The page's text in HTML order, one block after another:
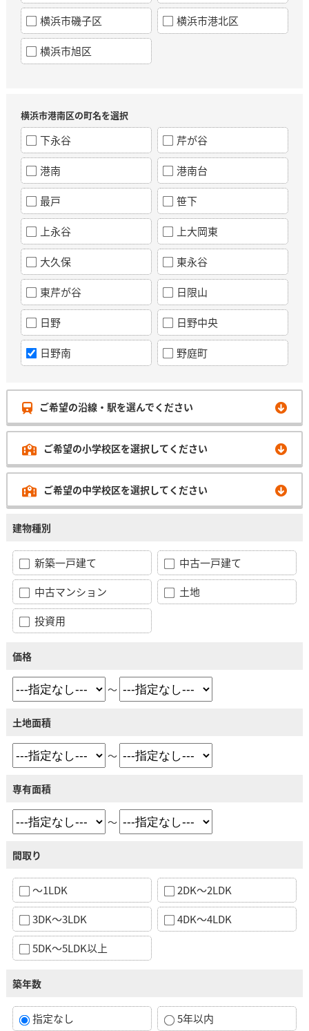
横浜市磯子区 横浜市港北区
横浜市旭区
横浜市港南区の町名を選択
下永谷 芹が谷
港南 港南台
最戸 笹下
上永谷 上大岡東
大久保 東永谷
東芹が谷 日限山
日野 日野中央
日野南 野庭町
ご希望の沿線・駅を選んでください
ご希望の小学校区を選択してください
ご希望の中学校区を選択してください
建物種別
新築一戸建て
中古一戸建て
中古マンション
土地
投資用
価格
～
土地面積
～
専有面積
～
間取り
～1LDK
2DK～2LDK
3DK～3LDK
4DK～4LDK
5DK～5LDK以上
築年数
指定なし
5年以内